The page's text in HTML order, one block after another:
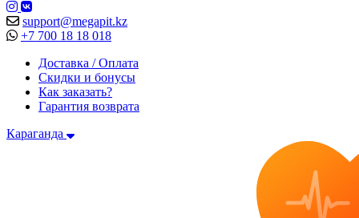
support@megapit.kz
+7 700 18 18 018
Доставка / Оплата
Скидки и бонусы
Как заказать?
Гарантия возврата
Караганда